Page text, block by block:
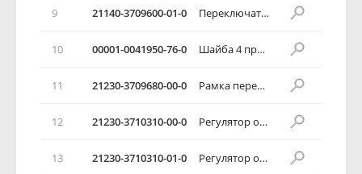
9 21140-3709600-01-0 Переключатель наружного освещения
10 00001-0041950-76-0 Шайба 4 пружинная
11 21230-3709680-00-0 Рамка переключателей
12 21230-3710310-00-0 Регулятор освещения приборов
13 21230-3710310-01-0 Регулятор освещения приборов